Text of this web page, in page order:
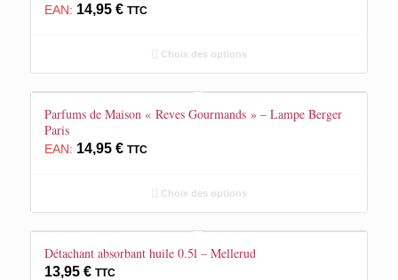
EAN: 14,95 € TTC
Choix des options
Parfums de Maison « Reves Gourmands » – Lampe Berger
Paris
EAN: 14,95 € TTC
Choix des options
Détachant absorbant huile 0.5l – Mellerud
13,95 € TTC